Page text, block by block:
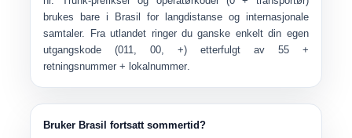
brukes bare i Brasil for langdistanse og internasjonale
samtaler. Fra utlandet ringer du ganske enkelt din egen
utgangskode (011, 00, +) etterfulgt av 55 +
retningsnummer + lokalnummer.
Bruker Brasil fortsatt sommertid?